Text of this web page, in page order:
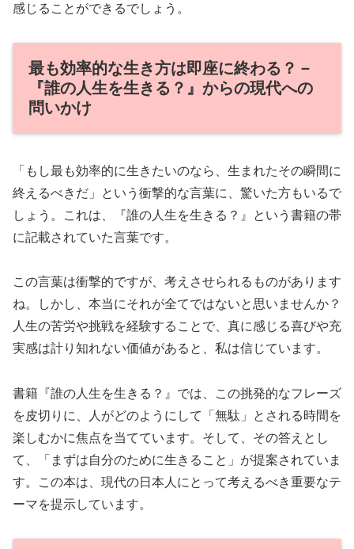
感じることができるでしょう。
最も効率的な生き方は即座に終わる？－
『誰の人生を生きる？』からの現代への
問いかけ
「もし最も効率的に生きたいのなら、生まれたその瞬間に
終えるべきだ」という衝撃的な言葉に、驚いた方もいるで
しょう。これは、『誰の人生を生きる？』という書籍の帯
に記載されていた言葉です。
この言葉は衝撃的ですが、考えさせられるものがあります
ね。しかし、本当にそれが全てではないと思いませんか？
人生の苦労や挑戦を経験することで、真に感じる喜びや充
実感は計り知れない価値があると、私は信じています。
書籍『誰の人生を生きる？』では、この挑発的なフレーズ
を皮切りに、人がどのようにして「無駄」とされる時間を
楽しむかに焦点を当てています。そして、その答えとし
て、「まずは自分のために生きること」が提案されていま
す。この本は、現代の日本人にとって考えるべき重要なテ
ーマを提示しています。